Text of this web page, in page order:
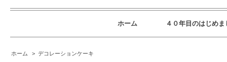
ホーム ４０年目のはじめま
ホーム > デコレーションケーキ